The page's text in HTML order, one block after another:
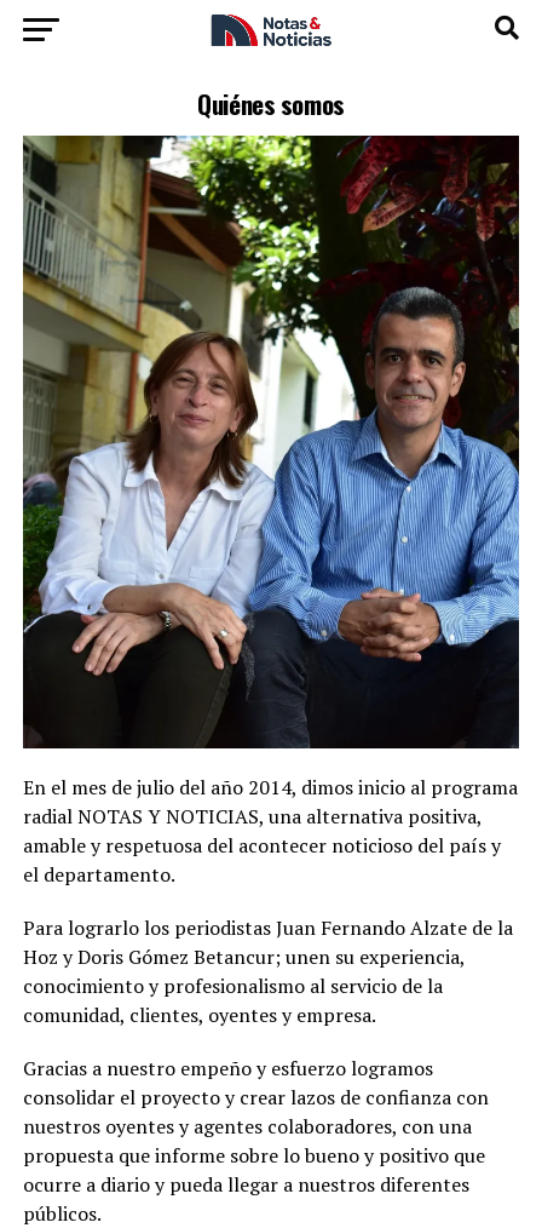
Quiénes somos
En el mes de julio del año 2014, dimos inicio al programa
radial NOTAS Y NOTICIAS, una alternativa positiva,
amable y respetuosa del acontecer noticioso del país y
el departamento.
Para lograrlo los periodistas Juan Fernando Alzate de la
Hoz y Doris Gómez Betancur; unen su experiencia,
conocimiento y profesionalismo al servicio de la
comunidad, clientes, oyentes y empresa.
Gracias a nuestro empeño y esfuerzo logramos
consolidar el proyecto y crear lazos de confianza con
nuestros oyentes y agentes colaboradores, con una
propuesta que informe sobre lo bueno y positivo que
ocurre a diario y pueda llegar a nuestros diferentes
públicos.